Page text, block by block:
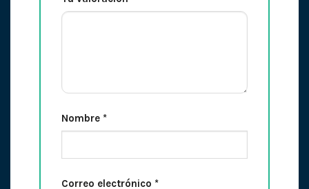
Nombre *
Correo electrónico *